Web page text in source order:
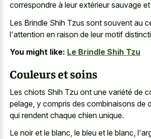
correspondre à leur extérieur sauvage
Les Brindle Shih Tzus sont souvent au
l'attention en raison de leur motif
You might like: Le Brindle Shih Tzu
Couleurs et soins
Les chiots Shih Tzu ont une variété de
pelage, y compris des combinaisons de
qui rendent chaque chien unique.
Le noir et le blanc, le bleu et le blanc,